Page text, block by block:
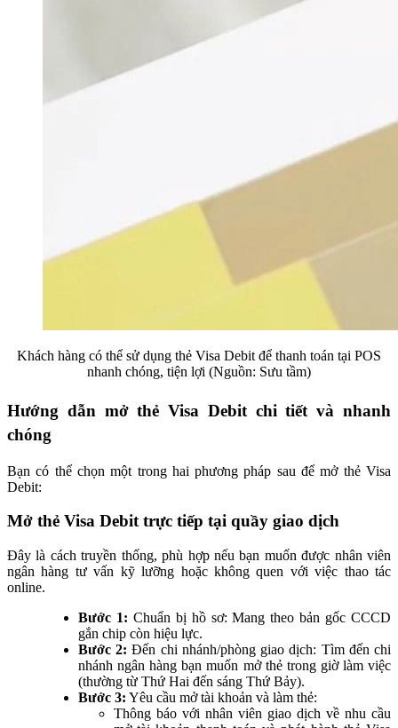
Khách hàng có thể sử dụng thẻ Visa Debit để thanh toán tại POS
nhanh chóng, tiện lợi (Nguồn: Sưu tầm)
Hướng dẫn mở thẻ Visa Debit chi tiết và nhanh
chóng
Bạn có thể chọn một trong hai phương pháp sau để mở thẻ Visa
Debit:
Mở thẻ Visa Debit trực tiếp tại quầy giao dịch
Đây là cách truyền thống, phù hợp nếu bạn muốn được nhân viên
ngân hàng tư vấn kỹ lưỡng hoặc không quen với việc thao tác
online.
Bước 1: Chuẩn bị hồ sơ: Mang theo bản gốc CCCD
gắn chip còn hiệu lực.
Bước 2: Đến chi nhánh/phòng giao dịch: Tìm đến chi
nhánh ngân hàng bạn muốn mở thẻ trong giờ làm việc
(thường từ Thứ Hai đến sáng Thứ Bảy).
Bước 3: Yêu cầu mở tài khoản và làm thẻ:
Thông báo với nhân viên giao dịch về nhu cầu